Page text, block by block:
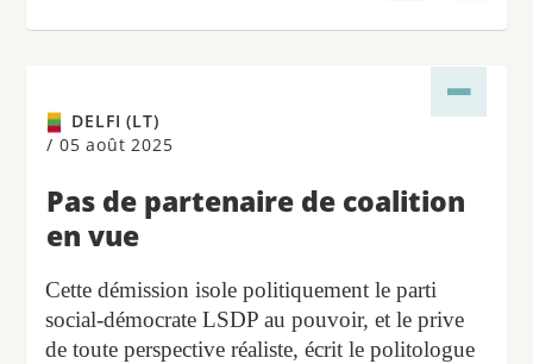
DELFI (LT)
/ 05 août 2025
Pas de partenaire de coalition
en vue
Cette démission isole politiquement le parti
social-démocrate LSDP au pouvoir, et le prive
de toute perspective réaliste, écrit le politologue